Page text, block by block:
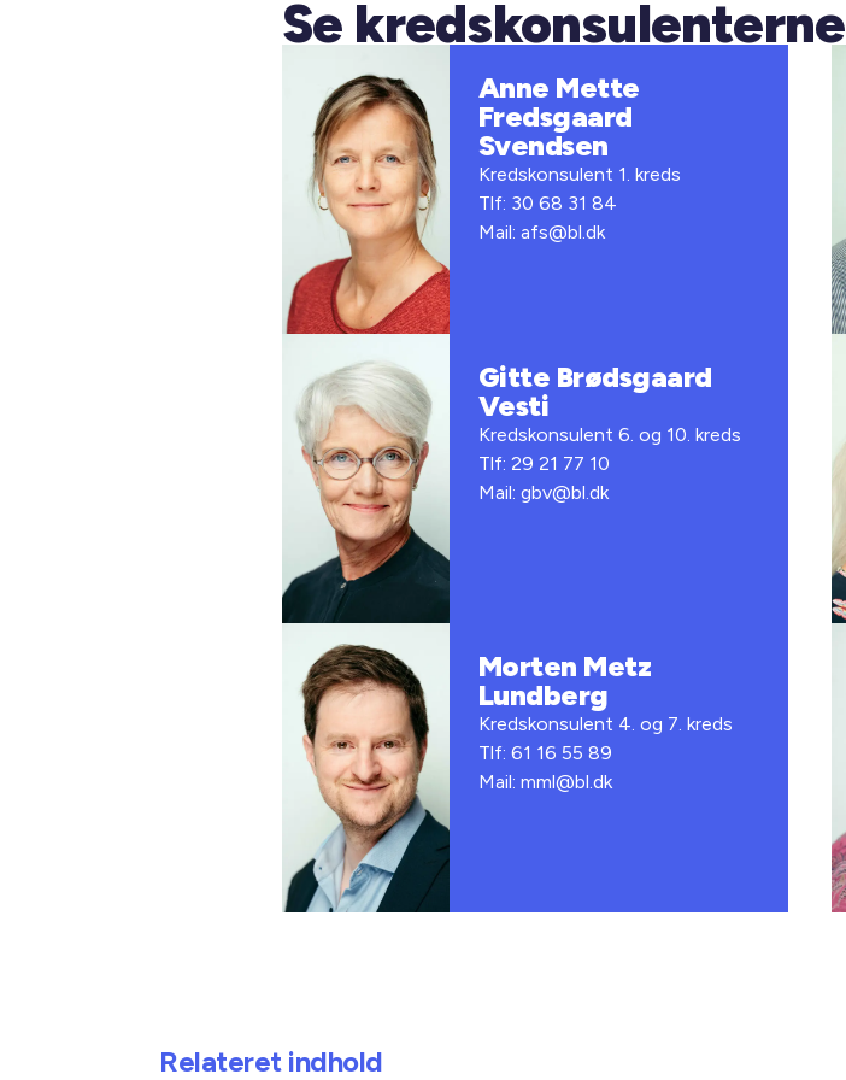
Se kredskonsulenterne
Anne Mette
Fredsgaard
Svendsen
Kredskonsulent 1. kreds
Tlf: 30 68 31 84
Mail: afs@bl.dk
Gitte Brødsgaard
Vesti
Kredskonsulent 6. og 10. kreds
Tlf: 29 21 77 10
Mail: gbv@bl.dk
Morten Metz
Lundberg
Kredskonsulent 4. og 7. kreds
Tlf: 61 16 55 89
Mail: mml@bl.dk
Relateret indhold